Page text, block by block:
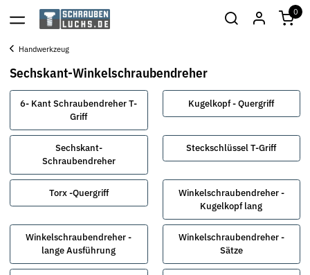
0
Handwerkzeug
Sechskant-Winkelschraubendreher
6- Kant Schraubendreher T-
Griff
Kugelkopf - Quergriff
Sechskant-
Schraubendreher
Steckschlüssel T-Griff
Torx -Quergriff
Winkelschraubendreher -
Kugelkopf lang
Winkelschraubendreher -
lange Ausführung
Winkelschraubendreher -
Sätze